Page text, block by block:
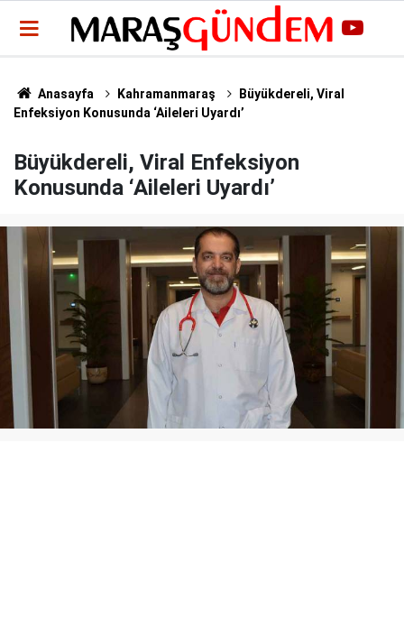
Anasayfa Kahramanmaraş
Büyükdereli, Viral
Enfeksiyon Konusunda ‘Aileleri Uyardı’
Büyükdereli, Viral Enfeksiyon
Konusunda ‘Aileleri Uyardı’